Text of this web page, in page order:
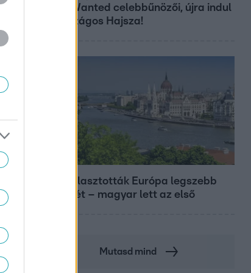
Most Wanted celebbűnözői, újra indul
az országos Hajsza!
Megválasztották Európa legszebb
épületét – magyar lett az első
Mutasd mind